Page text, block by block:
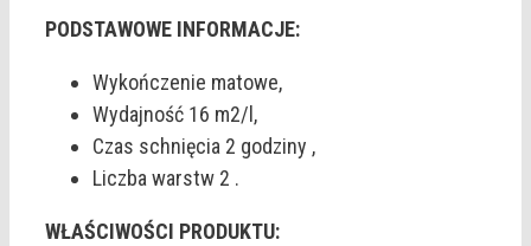
PODSTAWOWE INFORMACJE:
Wykończenie matowe,
Wydajność 16 m2/l,
Czas schnięcia 2 godziny ,
Liczba warstw 2 .
WŁAŚCIWOŚCI PRODUKTU: